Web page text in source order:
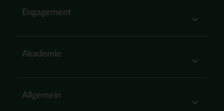
Engagement
Akademie
Allgemein